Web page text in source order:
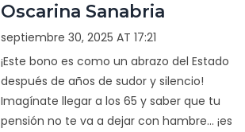
Oscarina Sanabria
septiembre 30, 2025 AT 17:21
¡Este bono es como un abrazo del Estado
después de años de sudor y silencio!
Imagínate llegar a los 65 y saber que tu
pensión no te va a dejar con hambre... ¡es